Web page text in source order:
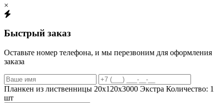
×
Быстрый заказ
Оставьте номер телефона, и мы перезвоним для оформления
заказа
Планкен из лиственницы 20х120х3000 Экстра Количество: 1
шт